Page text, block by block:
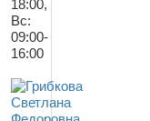
18:00,
Вс:
09:00-
16:00